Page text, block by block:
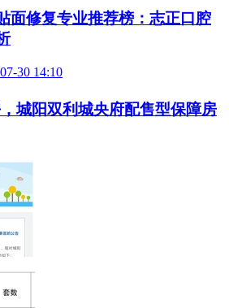
面修复专业推荐榜：志正口腔
30 14:10
城阳双利城央府配售型保障房